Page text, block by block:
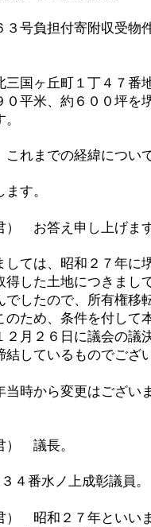
３号負担付寄附収受物
国ヶ丘町１丁４７番
０平米、約６００坪を
れまでの経緯につい
す。
） お答え申し上げま
ては、昭和２７年に
得した土地につきまし
でしたので、所有権移
のため、条件を付して
２月２６日に議会の議
結しているものでござ
時から変更はござい
） 議長。
４番水ノ上成彰議員。
昭和２７年といい